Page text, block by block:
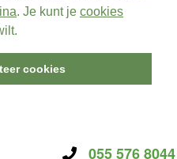
. Je kunt je cookies
cookies
055 576 8044